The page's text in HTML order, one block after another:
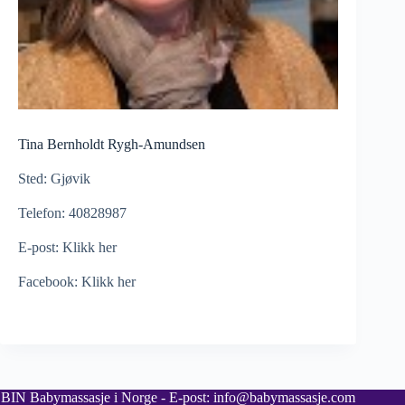
Tina Bernholdt Rygh-Amundsen
Sted: Gjøvik
Telefon: 40828987
E-post: Klikk her
Facebook: Klikk her
BIN Babymassasje i Norge - E-post: info@babymassasje.com